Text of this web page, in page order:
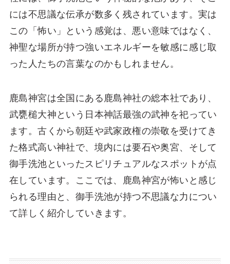
には不思議な伝承が数多く残されています。実は
この「怖い」という感覚は、悪い意味ではなく、
神聖な場所が持つ強いエネルギーを敏感に感じ取
った人たちの言葉なのかもしれません。
鹿島神宮は全国にある鹿島神社の総本社であり、
武甕槌大神という日本神話最強の武神を祀ってい
ます。古くから朝廷や武家政権の崇敬を受けてき
た格式高い神社で、境内には要石や奥宮、そして
御手洗池といったスピリチュアルなスポットが点
在しています。ここでは、鹿島神宮が怖いと感じ
られる理由と、御手洗池が持つ不思議な力につい
て詳しく紹介していきます。